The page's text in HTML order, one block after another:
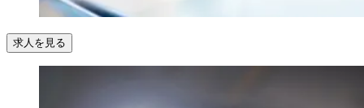
求人を見る